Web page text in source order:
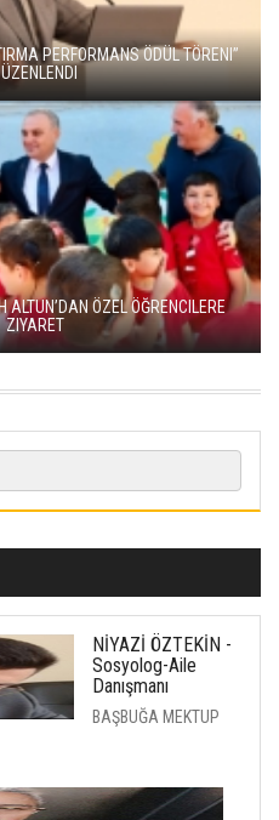
PERFORMANS ÖDÜL TÖRENI”
ÖZEL ÖĞRENCILERE
NİYAZİ ÖZTEKİN -
Sosyolog-Aile
Danışmanı
BAŞBUĞA MEKTUP